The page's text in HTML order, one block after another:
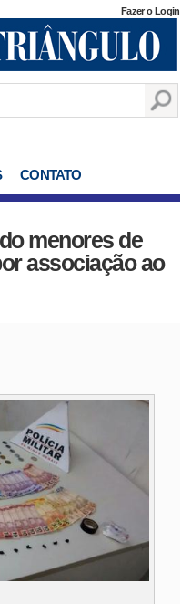
Fazer o Login
CONTATO
menores de
associação ao